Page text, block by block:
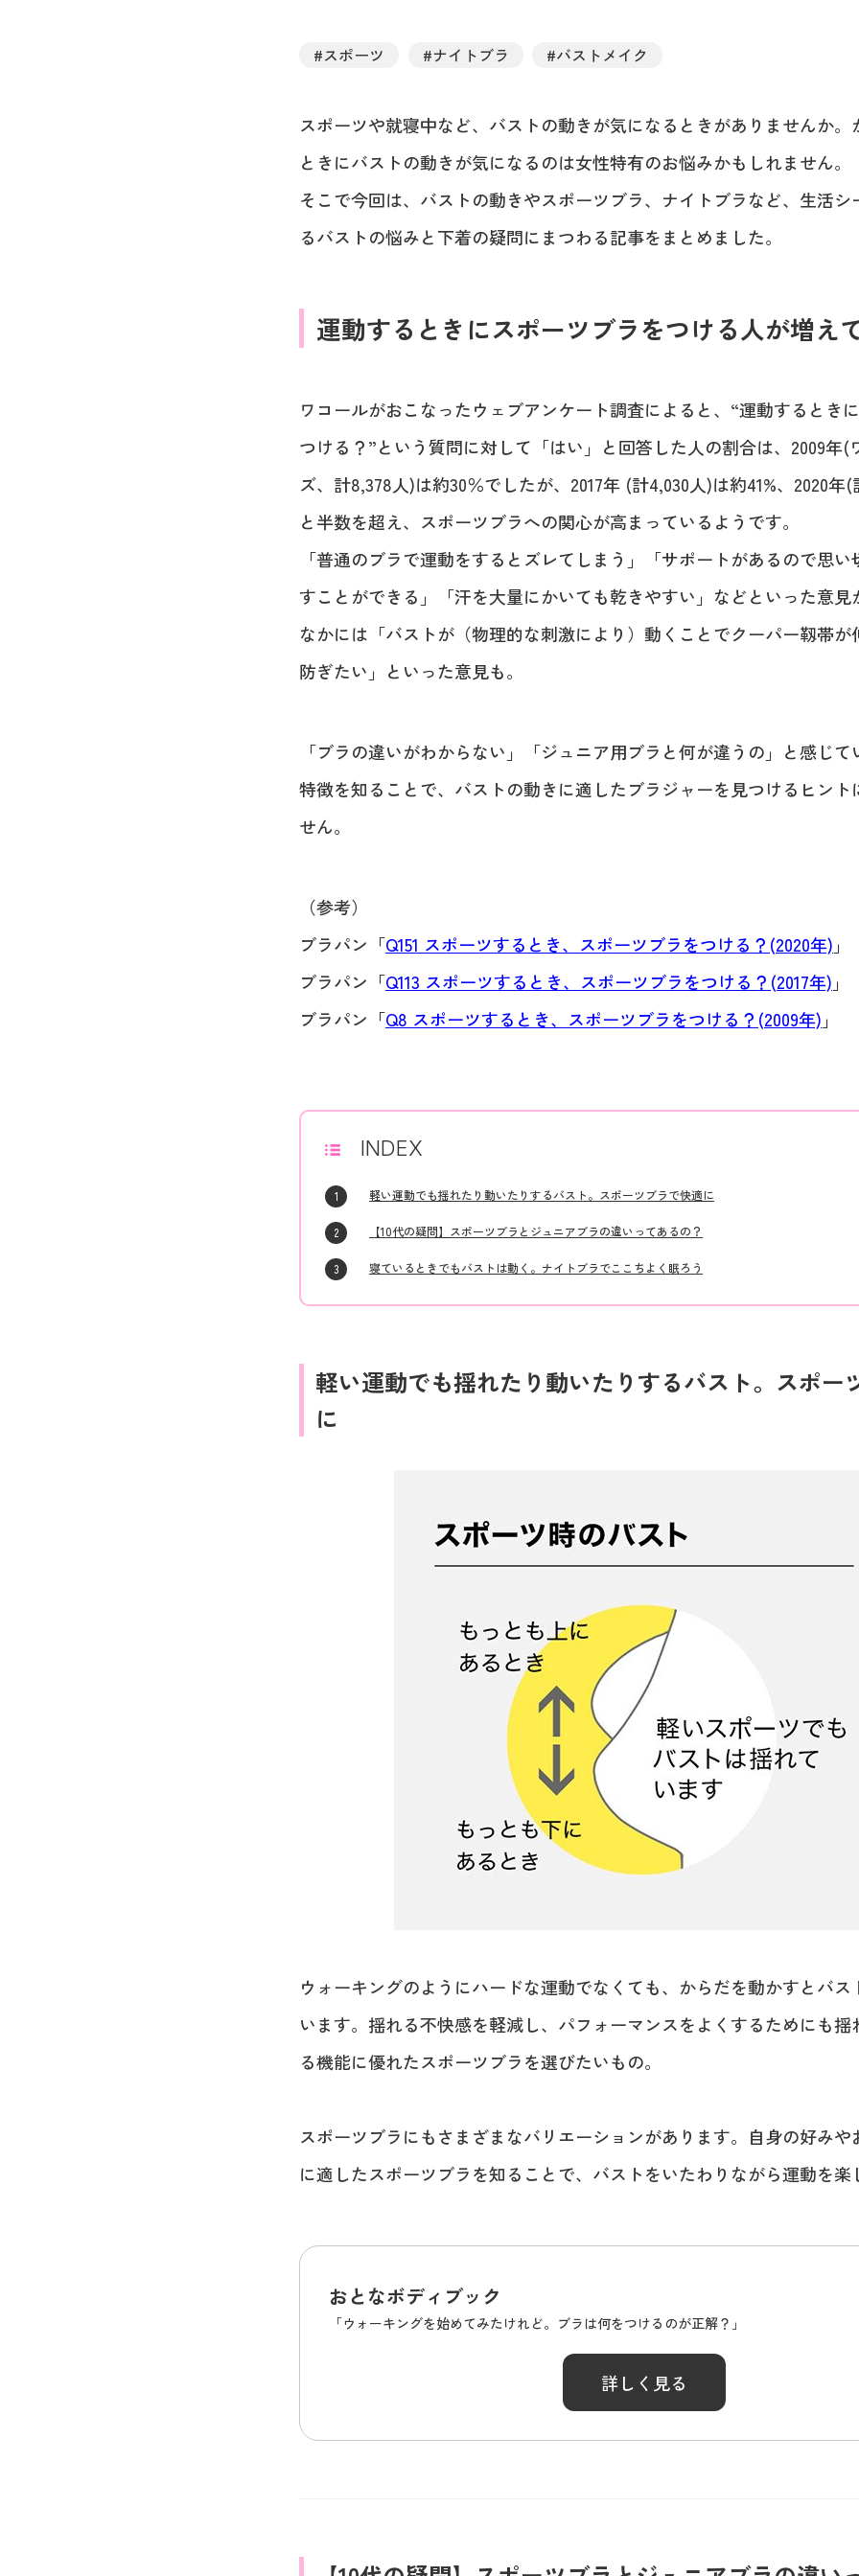
#スポーツ #ナイトブラ #バストメイク
スポーツや就寝中など、バストの動きが気になるときがありませんか。
ときにバストの動きが気になるのは女性特有のお悩みかもしれません。
そこで今回は、バストの動きやスポーツブラ、ナイトブラなど、生活シ
るバストの悩みと下着の疑問にまつわる記事をまとめました。
運動するときにスポーツブラをつける人が増え
ワコールがおこなったウェブアンケート調査によると、“運動するとき
つける？”という質問に対して「はい」と回答した人の割合は、2009年(
ズ、計8,378人)は約30％でしたが、2017年 (計4,030人)は約41%、2020年(
と半数を超え、スポーツブラへの関心が高まっているようです。
「普通のブラで運動をするとズレてしまう」「サポートがあるので思
すことができる」「汗を大量にかいても乾きやすい」などといった意見
なかには「バストが（物理的な刺激により）動くことでクーパー靱帯が
防ぎたい」といった意見も。
「ブラの違いがわからない」「ジュニア用ブラと何が違うの」と感じ
特徴を知ることで、バストの動きに適したブラジャーを見つけるヒント
せん。
（参考）
ブラパン「Q151 スポーツするとき、スポーツブラをつける？(2020年) 」
ブラパン「Q113 スポーツするとき、スポーツブラをつける？(2017年) 」
ブラパン「Q8 スポーツするとき、スポーツブラをつける？(2009年) 」
INDEX
軽い運動でも揺れたり動いたりするバスト。スポーツブラで快適に
【10代の疑問】スポーツブラとジュニアブラの違いってあるの？
寝ているときでもバストは動く。ナイトブラでここちよく眠ろう
軽い運動でも揺れたり動いたりするバスト。スポー
に
ウォーキングのようにハードな運動でなくても、からだを動かすとバス
います。揺れる不快感を軽減し、パフォーマンスをよくするためにも
る機能に優れたスポーツブラを選びたいもの。
スポーツブラにもさまざまなバリエーションがあります。自身の好みや
に適したスポーツブラを知ることで、バストをいたわりながら運動を楽
おとなボディブック
「ウォーキングを始めてみたけれど。ブラは何をつけるのが正解？」
詳しく見る